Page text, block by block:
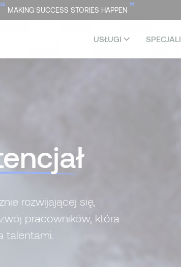
“ MAKING SUCCESS STORIES HAPPEN ”
USŁUGI
rozwijającej się,
pracowników, która
talentami.